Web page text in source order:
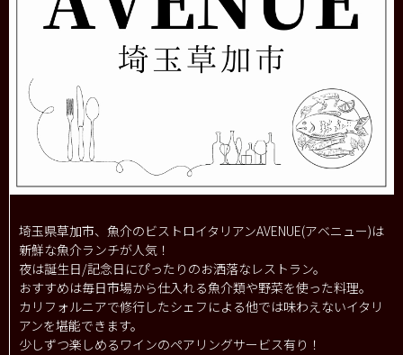
埼玉県草加市、魚介のビストロイタリアンAVENUE(アベニュー)は
新鮮な魚介ランチが人気！
夜は誕生日/記念日にぴったりのお洒落なレストラン。
おすすめは毎日市場から仕入れる魚介類や野菜を使った料理。
カリフォルニアで修行したシェフによる他では味わえないイタリ
アンを堪能できます。
少しずつ楽しめるワインのペアリングサービス有り！